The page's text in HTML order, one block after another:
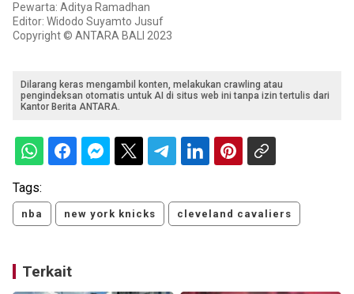
Pewarta: Aditya Ramadhan
Editor: Widodo Suyamto Jusuf
Copyright © ANTARA BALI 2023
Dilarang keras mengambil konten, melakukan crawling atau
pengindeksan otomatis untuk AI di situs web ini tanpa izin tertulis dari
Kantor Berita ANTARA.
Tags:
nba new york knicks cleveland cavaliers
Terkait